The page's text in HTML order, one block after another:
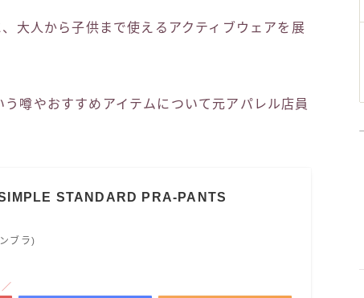
大人から子供まで使えるアクティブウェアを展
噂やおすすめアイテムについて元アパレル店員
STANDARD PRA-PANTS
ブラ)